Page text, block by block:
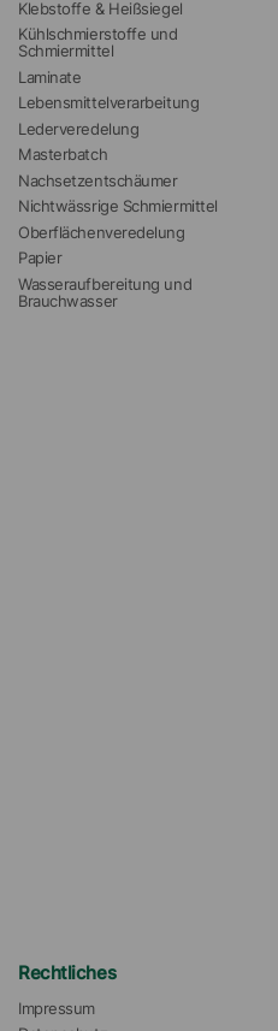
Klebstoffe & Heißsiegel
Kühlschmierstoffe und
Schmiermittel
Laminate
Lebensmittelverarbeitung
Lederveredelung
Masterbatch
Nachsetzentschäumer
Nichtwässrige Schmiermittel
Oberflächenveredelung
Papier
Wasseraufbereitung und
Brauchwasser
Rechtliches
Impressum